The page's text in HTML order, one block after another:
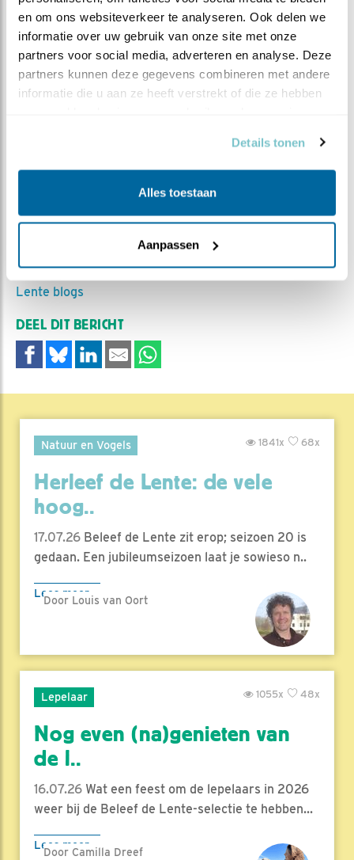
en om ons websiteverkeer te analyseren. Ook delen we
informatie over uw gebruik van onze site met onze
partners voor social media, adverteren en analyse. Deze
partners kunnen deze gegevens combineren met andere
informatie die u aan ze heeft verstrekt of die ze hebben
Details tonen
Alles toestaan
Aanpassen
Even inspecteren...
MEER OVER
Koolmees
Alle Beleef de
Lente blogs
DEEL DIT BERICHT
Natuur en Vogels 68x
1841x
Herleef de Lente: de vele
hoog..
17.07.26 Beleef de Lente zit erop; seizoen 20 is
gedaan. Een jubileumseizoen laat je sowieso n..
Lees meer
Door Louis van Oort
Lepelaar 48x
1055x
Nog even (na)genieten van
de l..
16.07.26 Wat een feest om de lepelaars in 2026
weer bij de Beleef de Lente-selectie te hebben...
Lees meer
Door Camilla Dreef